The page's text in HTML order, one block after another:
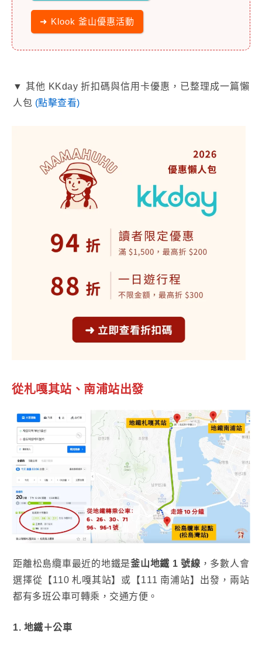
➜ Klook 釜山優惠活動
▼ 其他 KKday 折扣碼與信用卡優惠，已整理成一篇懶
人包 (點擊查看)
從札嘎其站、南浦站出發
距離松島纜車最近的地鐵是釜山地鐵 1 號線 ，多數人會
選擇從【110 札嘎其站】或【111 南浦站】出發，兩站
都有多班公車可轉乘，交通方便。
1. 地鐵＋公車